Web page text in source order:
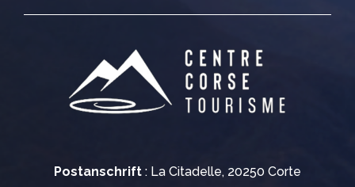
Postanschrift : La Citadelle, 20250 Corte